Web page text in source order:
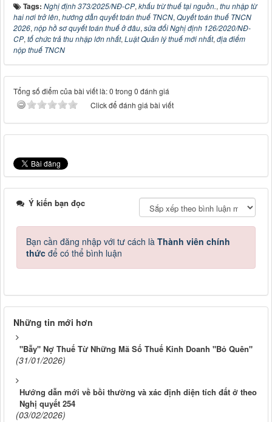
Tags: Nghị định 373/2025/NĐ-CP, khấu trừ thuế tại nguồn., thu nhập từ
hai nơi trở lên, hướng dẫn quyết toán thuế TNCN, Quyết toán thuế TNCN
2026, nộp hồ sơ quyết toán thuế ở đâu, sửa đổi Nghị định 126/2020/NĐ-
CP, tổ chức trả thu nhập lớn nhất, Luật Quản lý thuế mới nhất, địa điểm
nộp thuế TNCN
Tổng số điểm của bài viết là: 0 trong 0 đánh giá
Click để đánh giá bài viết
Ý kiến bạn đọc
Bạn cần đăng nhập với tư cách là Thành viên chính
thức để có thể bình luận
Những tin mới hơn
"Bẫy" Nợ Thuế Từ Những Mã Số Thuế Kinh Doanh "Bỏ Quên"
(31/01/2026)
Hướng dẫn mới về bồi thường và xác định diện tích đất ở theo
Nghị quyết 254
(03/02/2026)